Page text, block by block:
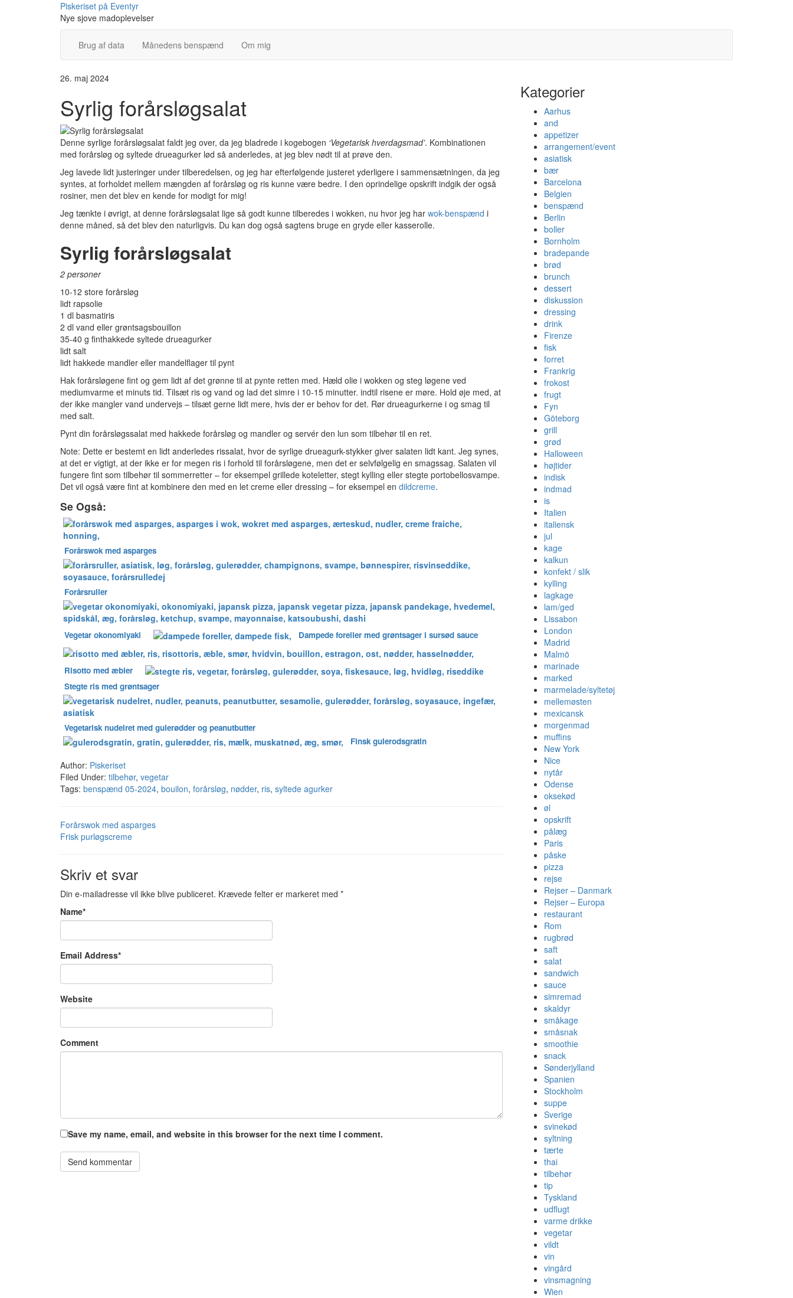
Piskeriset på Eventyr
Nye sjove madoplevelser
Brug af data Månedens benspænd Om mig
26. maj 2024
Syrlig forårsløgsalat
Denne syrlige forårsløgsalat faldt jeg over, da jeg bladrede i kogebogen ‘Vegetarisk hverdagsmad’. Kombinationen
med forårsløg og syltede drueagurker lød så anderledes, at jeg blev nødt til at prøve den.
Jeg lavede lidt justeringer under tilberedelsen, og jeg har efterfølgende justeret yderligere i sammensætningen, da jeg
syntes, at forholdet mellem mængden af forårsløg og ris kunne være bedre. I den oprindelige opskrift indgik der også
rosiner, men det blev en kende for modigt for mig!
Jeg tænkte i øvrigt, at denne forårsløgsalat lige så godt kunne tilberedes i wokken, nu hvor jeg har wok-benspænd i
denne måned, så det blev den naturligvis. Du kan dog også sagtens bruge en gryde eller kasserolle.
Syrlig forårsløgsalat
2 personer
10-12 store forårsløg
lidt rapsolie
1 dl basmatiris
2 dl vand eller grøntsagsbouillon
35-40 g finthakkede syltede drueagurker
lidt salt
lidt hakkede mandler eller mandelflager til pynt
Hak forårsløgene fint og gem lidt af det grønne til at pynte retten med. Hæld olie i wokken og steg løgene ved
mediumvarme et minuts tid. Tilsæt ris og vand og lad det simre i 10-15 minutter. indtil risene er møre. Hold øje med, at
der ikke mangler vand undervejs – tilsæt gerne lidt mere, hvis der er behov for det. Rør drueagurkerne i og smag til
med salt.
Pynt din forårsløgssalat med hakkede forårsløg og mandler og servér den lun som tilbehør til en ret.
Note: Dette er bestemt en lidt anderledes rissalat, hvor de syrlige drueagurk-stykker giver salaten lidt kant. Jeg synes,
at det er vigtigt, at der ikke er for megen ris i forhold til forårsløgene, men det er selvfølgelig en smagssag. Salaten vil
fungere fint som tilbehør til sommerretter – for eksempel grillede koteletter, stegt kylling eller stegte portobellosvampe.
Det vil også være fint at kombinere den med en let creme eller dressing – for eksempel en dildcreme.
Se Også:
Forårswok med asparges
Forårsruller
Vegetar okonomiyaki Dampede foreller med grøntsager i sursød sauce
Risotto med æbler
Stegte ris med grøntsager
Vegetarisk nudelret med gulerødder og peanutbutter
Finsk gulerodsgratin
Author: Piskeriset
Filed Under: tilbehør, vegetar
Tags: benspænd 05-2024, bouilon, forårsløg, nødder, ris, syltede agurker
Forårswok med asparges
Frisk purløgscreme
Skriv et svar
Din e-mailadresse vil ikke blive publiceret. Krævede felter er markeret med *
Name*
Email Address*
Website
Comment
Save my name, email, and website in this browser for the next time I comment.
Kategorier
Aarhus
and
appetizer
arrangement/event
asiatisk
bær
Barcelona
Belgien
benspænd
Berlin
boller
Bornholm
bradepande
brød
brunch
dessert
diskussion
dressing
drink
Firenze
fisk
forret
Frankrig
frokost
frugt
Fyn
Göteborg
grill
grød
Halloween
højtider
indisk
indmad
is
Italien
italiensk
jul
kage
kalkun
konfekt / slik
kylling
lagkage
lam/ged
Lissabon
London
Madrid
Malmö
marinade
marked
marmelade/syltetøj
mellemøsten
mexicansk
morgenmad
muffins
New York
Nice
nytår
Odense
oksekød
øl
opskrift
pålæg
Paris
påske
pizza
rejse
Rejser – Danmark
Rejser – Europa
restaurant
Rom
rugbrød
saft
salat
sandwich
sauce
simremad
skaldyr
småkage
småsnak
smoothie
snack
Sønderjylland
Spanien
Stockholm
suppe
Sverige
svinekød
syltning
tærte
thai
tilbehør
tip
Tyskland
udflugt
varme drikke
vegetar
vildt
vin
vingård
vinsmagning
Wien